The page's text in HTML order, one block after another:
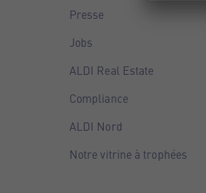
Presse
Jobs
ALDI Real Estate
Compliance
ALDI Nord
Notre vitrine à trophées